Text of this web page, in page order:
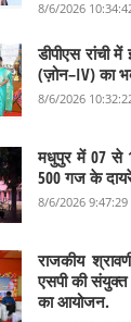
8/6/2026
डीपीएस रांची में
(ज़ोन–IV) का
8/6/2026
मधुपुर में 07 से
500 गज के दायरे
8/6/2026 9:47:29
राजकीय
एसपी की संयुक्त
का आयोजन.